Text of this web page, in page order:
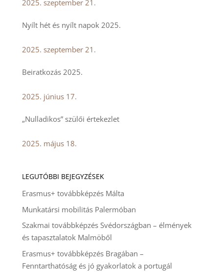
2025. szeptember 21.
Nyílt hét és nyílt napok 2025.
2025. szeptember 21.
Beiratkozás 2025.
2025. június 17.
„Nulladikos” szülői értekezlet
2025. május 18.
LEGUTÓBBI BEJEGYZÉSEK
Erasmus+ továbbképzés Málta
Munkatársi mobilitás Palermóban
Szakmai továbbképzés Svédországban – élmények
és tapasztalatok Malmöből
Erasmus+ továbbképzés Bragában –
Fenntarthatóság és jó gyakorlatok a portugál